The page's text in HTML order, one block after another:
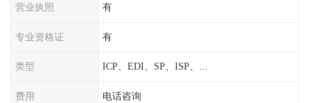
营业执照 有
专业资格证 有
类型 ICP、EDI、SP、ISP、...
费用 电话咨询